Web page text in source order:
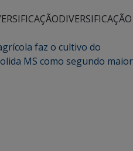
DIVERSIFICAÇÃO
faz o cultivo do
MS como segundo maior